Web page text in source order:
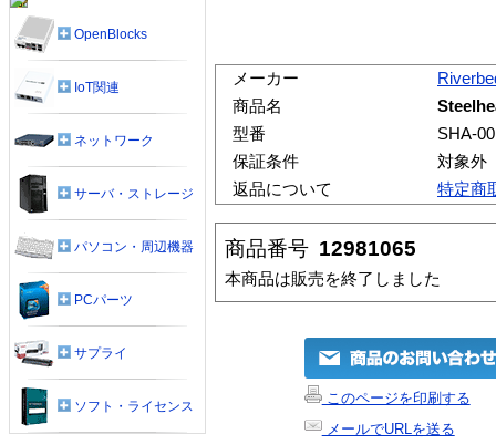
メーカー
商品名
型番
SHA-
保証条件
対象外
返品について
特定商
商品番号 12981065
本商品は販売を終了しました
このページを印刷する
メールでURLを送る
OpenBlocks
IoT関連
ネットワーク
サーバ・ストレージ
パソコン・周辺機器
PCパーツ
サプライ
ソフト・ライセンス